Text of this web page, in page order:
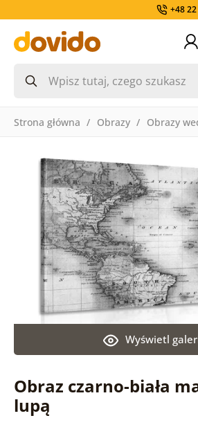
+48
Strona główna Obrazy Obrazy
Obraz czarno-biała
lupą
Wyświetl